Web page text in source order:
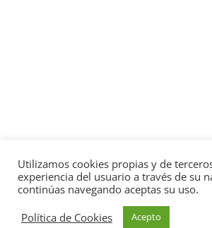
Utilizamos cookies propias y de
experiencia del usuario a través de su
continúas navegando aceptas su uso.
Política de Cookies
Acepto